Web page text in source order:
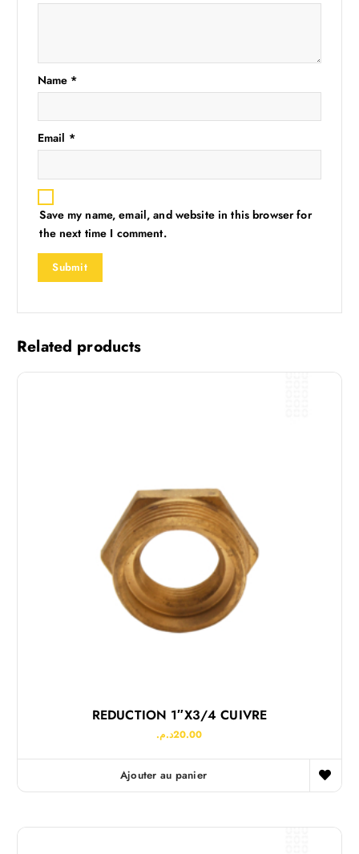
Name *
Email *
Save my name, email, and website in this browser for
the next time I comment.
Related products
REDUCTION 1″x3/4 CUIVRE
20.00د.م.
Ajouter au panier